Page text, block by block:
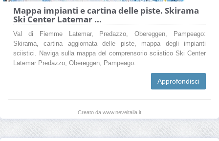
Mappa impianti e cartina delle piste. Skirama
Ski Center Latemar ...
Val di Fiemme Latemar, Predazzo, Obereggen, Pampeago:
Skirama, cartina aggiornata delle piste, mappa degli impianti
sciistici. Naviga sulla mappa del comprensorio sciistico Ski Center
Latemar Predazzo, Obereggen, Pampeago.
Approfondisci
Creato da www.neveitalia.it